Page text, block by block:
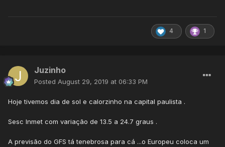
4 1
Juzinho
Posted August 29, 2019 at 06:33 PM
Hoje tivemos dia de sol e calorzinho na capital paulista .
Sesc Inmet com variação de 13.5 a 24.7 graus .
A previsão do GFS tá tenebrosa para cá ...o Europeu coloca um